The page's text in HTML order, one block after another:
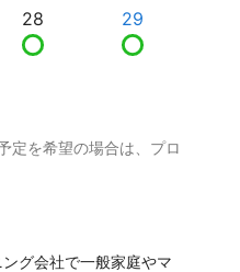
28 29
定を希望の場合は、プロ
グ会社で一般家庭やマ